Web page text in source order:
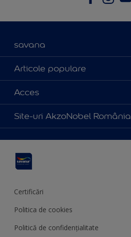
savana
Contact
Parteneri
Certificări
Articole populare
Culoarea anului 2025
Produse
Sfaturi utile
Acces
Politica de cookies
Termeni și condiții
Termeni de utilizare
Site-uri AkzoNobel România
Hammerite
Certificări
Politica de cookies
Politică de confidențialitate